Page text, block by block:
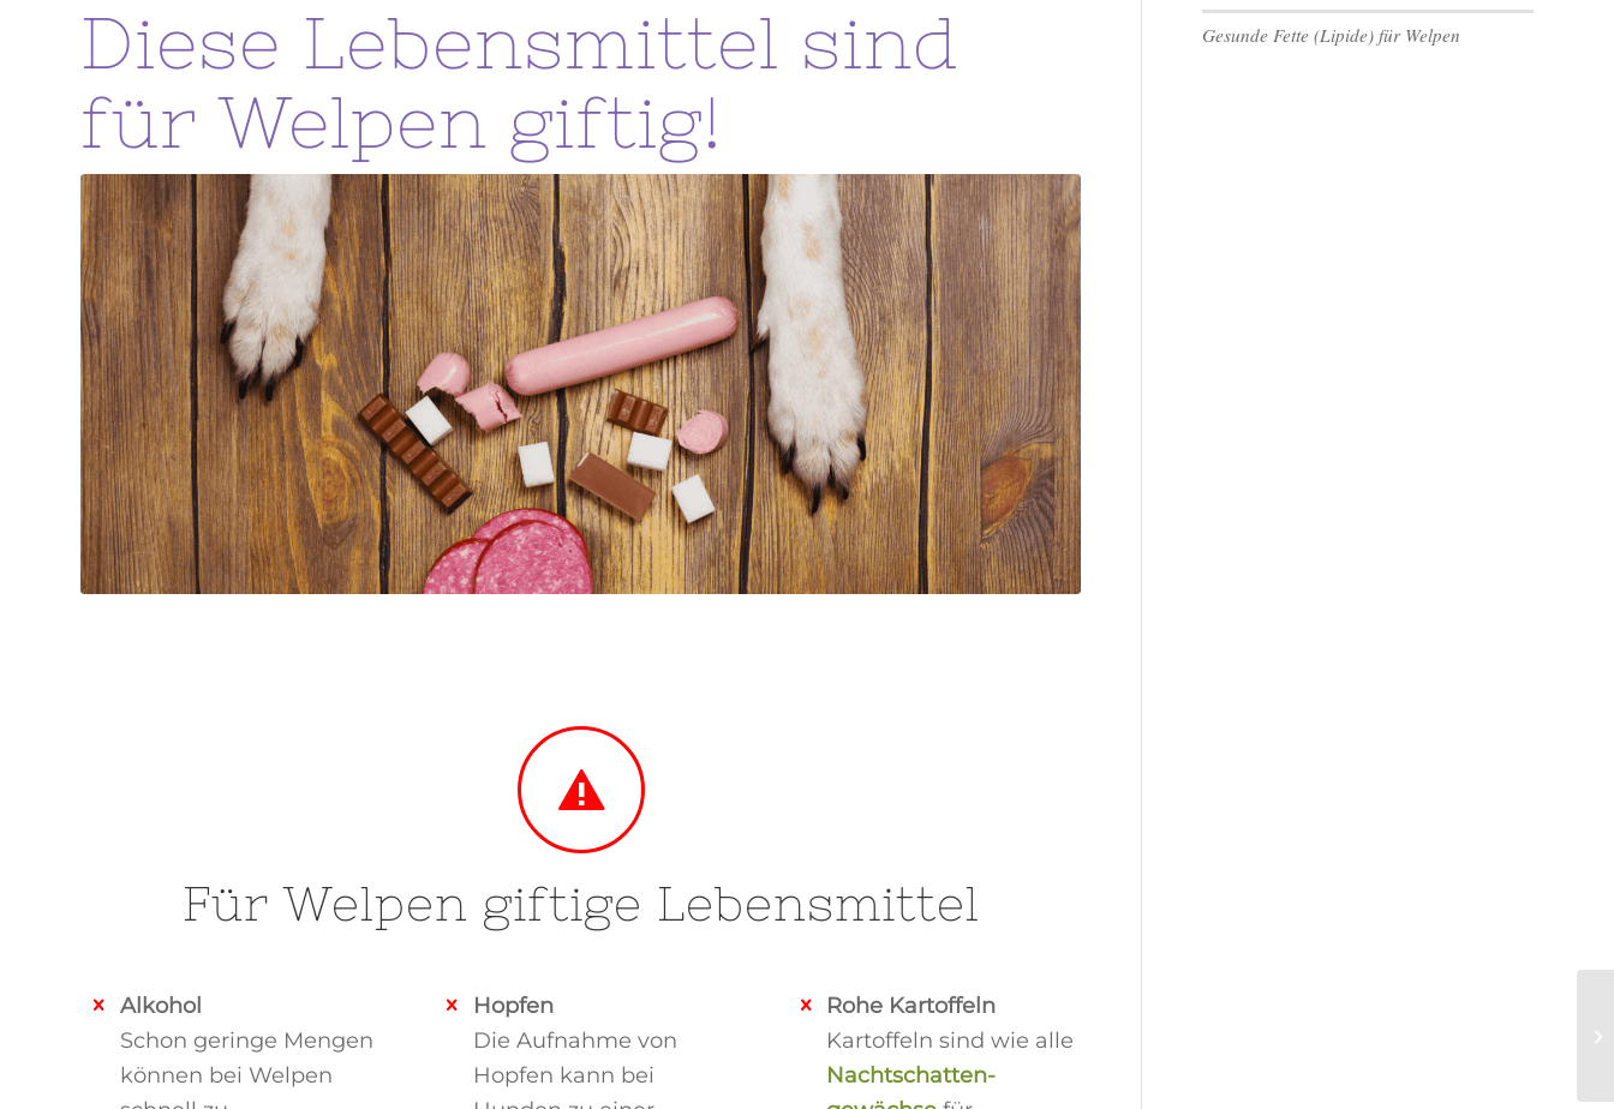
Diese Lebensmittel sind
für Welpen giftig!
Für Welpen giftige Lebensmittel
Alkohol
Schon geringe Mengen
können bei Welpen
Hopfen
Die Aufnahme von
Hopfen kann bei
Rohe Kartoffeln
Kartoffeln sind wie alle
Nachtschatten-
Gesunde Fette (Lipide) für Welpen